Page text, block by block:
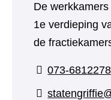
De
1e verdieping
de
073-6812278